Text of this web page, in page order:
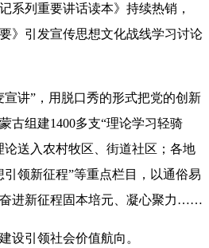
系列重要讲话读本》持续热销，
》引发宣传思想文化战线学习讨论
讲”，用脱口秀的形式把党的创新
古组建1400多支“理论学习轻骑
论送入农村牧区、街道社区；各地
领新征程”等重点栏目，以通俗易
进新征程固本培元、凝心聚力……
引领社会价值航向。